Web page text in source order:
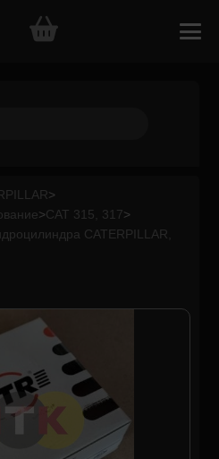
>
>CAT 315, 317>
CATERPILLAR,